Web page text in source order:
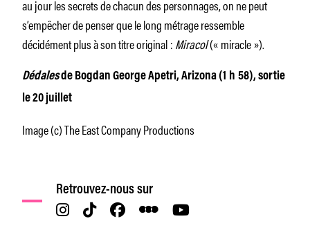
au jour les secrets de chacun des personnages, on ne peut
s’empêcher de penser que le long métrage ressemble
décidément plus à son titre original :Miracol(« miracle »).
Dédalesde Bogdan George Apetri, Arizona (1 h 58), sortie
le 20 juillet
Image (c) The East Company Productions
Retrouvez-nous sur